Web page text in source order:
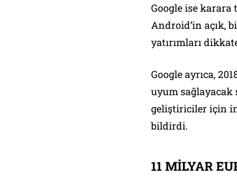
Google ise karara
Android’in açık,
yatırımları
Google ayrıca,
uyum sağlayacak
geliştiriciler için
bildirdi.
11 MİLYAR